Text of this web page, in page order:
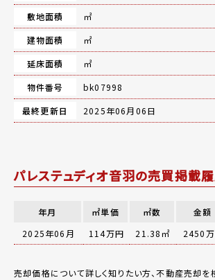
敷地面積
㎡
建物面積
㎡
延床面積
㎡
物件番号
bk07998
最終更新日
2025年06月06日
パレステュディオ音羽の売買掲載
年月 ㎡単価 ㎡数 金額
2025年06月
114万円 21.38㎡ 2450
売却価格について詳しく知りたい方、不動産売却を